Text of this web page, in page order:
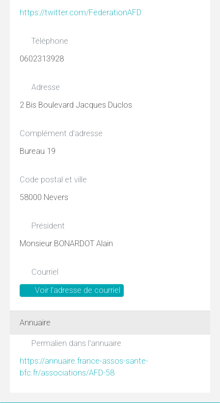
https://twitter.com/FederationAFD
Téléphone
0602313928
Adresse
2 Bis Boulevard Jacques Duclos
Complément d'adresse
Bureau 19
Code postal et ville
58000 Nevers
Président
Monsieur BONARDOT Alain
Courriel
Voir l'adresse de courriel
Annuaire
Permalien dans l'annuaire
https://annuaire.france-assos-sante-
bfc.fr/associations/AFD-58